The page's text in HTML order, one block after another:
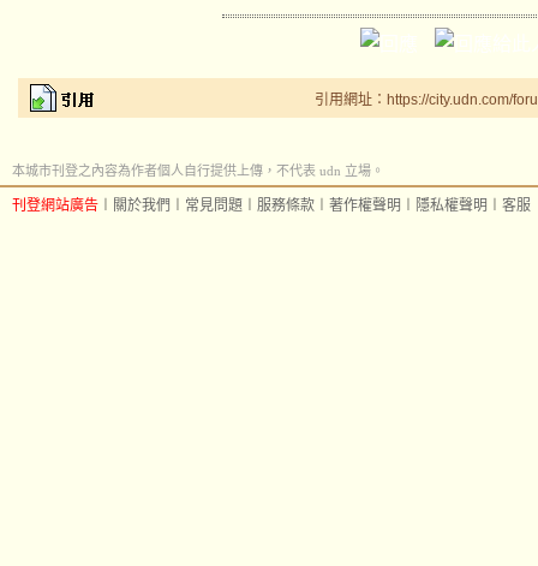
引用網址：https://city.udn.com/
本城市刊登之內容為作者個人自行提供上傳，不代表 udn 立場。
刊登網站廣告 關於我們 常見問題 服務條款 著作權聲明 隱私權聲明 客服